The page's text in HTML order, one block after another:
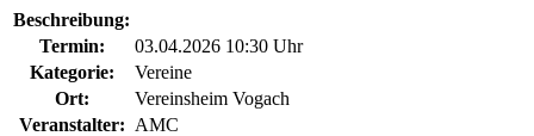
Beschreibung:
Termin:
03.04.2026 10:30 Uhr
Kategorie:
Vereine
Ort:
Vereinsheim Vogach
Veranstalter: AMC